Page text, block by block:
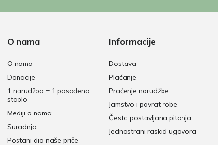
O nama
O nama
Donacije
1 narudžba = 1 posađeno
stablo
Mediji o nama
Suradnja
Postani dio naše priče
Informacije
Dostava
Plaćanje
Praćenje narudžbe
Jamstvo i povrat robe
Često postavljana pitanja
Jednostrani raskid ugovora